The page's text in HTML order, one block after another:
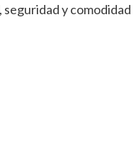
y comodidad